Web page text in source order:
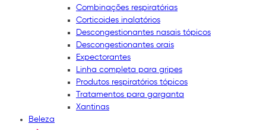
Combinações respiratórias
Corticoides inalatórios
Descongestionantes nasais tópicos
Descongestionantes orais
Expectorantes
Linha completa para gripes
Produtos respiratórios tópicos
Tratamentos para garganta
Xantinas
Beleza